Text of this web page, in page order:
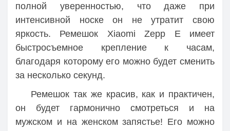
полной уверенностью, что даже при
интенсивной носке он не утратит свою
яркость. Ремешок Xiaomi Zepp E имеет
быстросъемное крепление к часам,
благодаря которому его можно будет сменить
за несколько секунд.
Ремешок так же красив, как и практичен,
он будет гармонично смотреться и на
мужском и на женском запястье! Его можно